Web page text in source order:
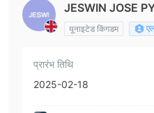
JESWIN JOSE
यूनाइटेड किंगडम
प्रारंभ तिथि
2025-02-18